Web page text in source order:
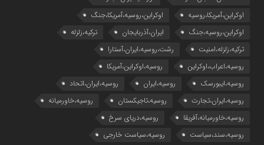
اوکراین،آمریکا،روسیه
اوکراین،روسیه،آمریکا،جنگ
اوکراین،روسیه،جنگ
ایران،آذربایجان
ترکیه،زلزله
ترکیه،زلزله،امنیت
رشت،روسیه،ایران،آستارا
روسیه،اعراب،اوکراین
روسیه،اوکراین،آمریکا
روسیه،ایبورسک
روسیه،ایران
روسیه،ایران،اتحاد
روسیه،ایران،تجارت
روسیه،تاجیکستان
روسیه،خاورمیانه
روسیه،خاورمیانه،آفریقا
روسیه،دریای سرخ
روسیه،سند،سیاست
روسیه،سیاست خارجی